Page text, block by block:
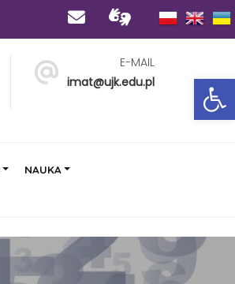
E-MAIL
imat@ujk.edu.pl
NAUKA